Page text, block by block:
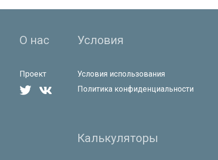
О нас
Проект
 
Условия
Условия использования
Политика конфиденциальности
Калькуляторы